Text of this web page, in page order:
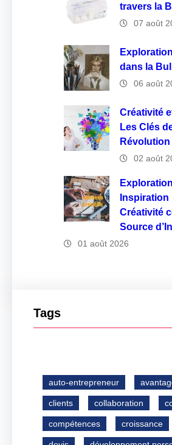
travers la
07 août
dans la
06 août
Créativité
Les Clés
02 août
Inspiration
Créativité
Source
01 août 2026
Tags
auto-entrepreneur
clients collaboration
compétences croissance